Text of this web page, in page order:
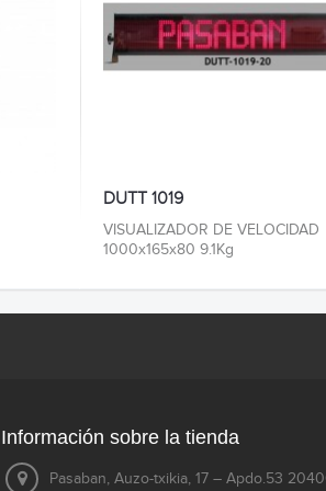
DUTT 1019
VISUALIZADOR DE VELOCIDAD
1000x165x80 9.1Kg
Información sobre la tienda
Pasaban, Auzo-txikia, 17 – Apdo.53